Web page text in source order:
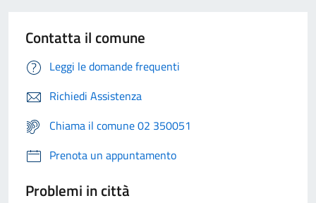
Contatta il comune
Leggi le domande frequenti
Richiedi Assistenza
Chiama il comune 02 350051
Prenota un appuntamento
Problemi in città